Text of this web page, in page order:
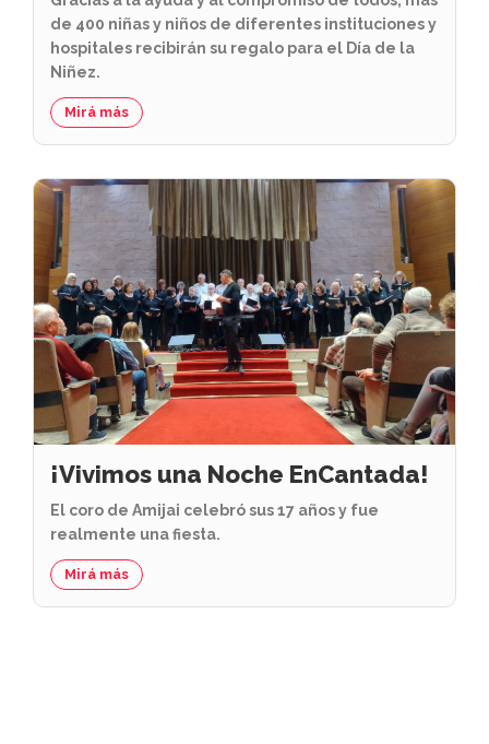
de 400 niñas y niños de diferentes instituciones y
hospitales recibirán su regalo para el Día de la
Niñez.
Mirá más
¡Vivimos una Noche EnCantada!
El coro de Amijai celebró sus 17 años y fue
realmente una fiesta.
Mirá más